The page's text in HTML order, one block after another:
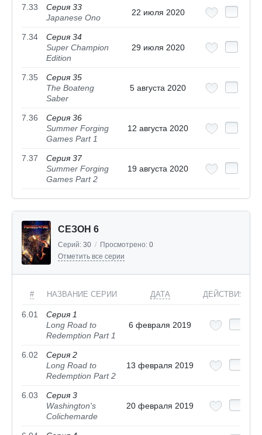
7.33
Серия 33
Japanese Ono
22 июля 2020
7.34
Серия 34
Super Champion
Edition
29 июля 2020
7.35
Серия 35
The Boateng
Saber
5 августа 2020
7.36
Серия 36
Summer Forging
Games Part 1
12 августа 2020
7.37
Серия 37
Summer Forging
Games Part 2
19 августа 2020
СЕЗОН 6
Серий: 30 / Просмотрено: 0
Отметить все серии
# НАЗВАНИЕ СЕРИИ ДАТА ДЕЙСТВИЯ
6.01
Серия 1
Long Road to
Redemption Part 1
6 февраля 2019
6.02
Серия 2
Long Road to
Redemption Part 2
13 февраля 2019
6.03
Серия 3
Washington's
Colichemarde
20 февраля 2019